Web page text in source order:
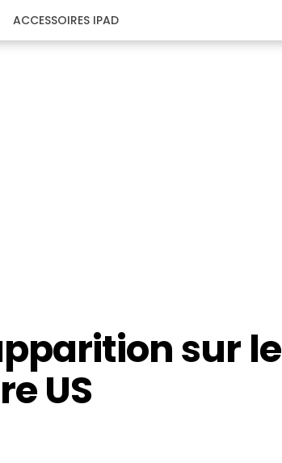
ACCESSOIRES IPAD
sur le
US